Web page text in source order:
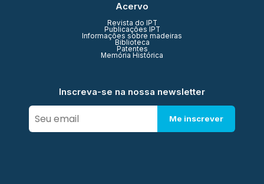
Acervo
Revista do IPT
Publicações IPT
Informações sobre madeiras
Biblioteca
Patentes
Memória Histórica
Inscreva-se na nossa newsletter
Me inscrever